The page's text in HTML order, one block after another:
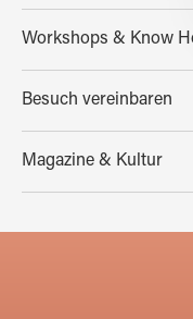
Workshops & Know
Besuch vereinbaren
Magazine & Kultur